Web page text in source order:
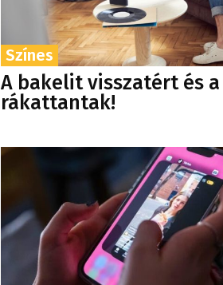
Színes
A bakelit visszatért és
rákattantak!